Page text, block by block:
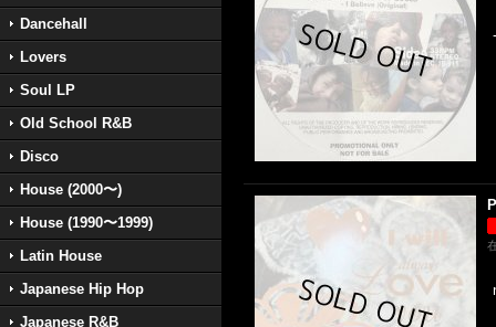
Dancehall
Lovers
Soul LP
Old School R&B
Disco
House (2000〜)
House (1990〜1999)
Latin House
Japanese Hip Hop
Japanese R&B